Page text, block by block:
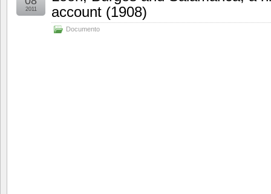
account (1908)
Documento
2011